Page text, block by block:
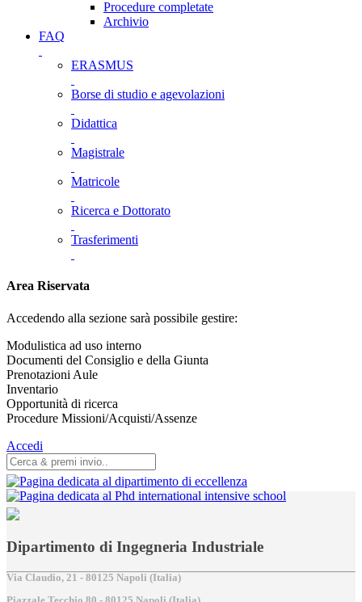
Procedure completate
Archivio
FAQ
ERASMUS
Borse di studio e agevolazioni
Didattica
Magistrale
Matricole
Ricerca e Dottorato
Trasferimenti
Area Riservata
Accedendo alla sezione sarà possibile gestire:
Modulistica ad uso interno
Documenti del Consiglio e della Giunta
Prenotazioni Aule
Inventario
Opportunità di ricerca
Procedure Missioni/Acquisti/Assenze
Accedi
Dipartimento di Ingegneria Industriale
Via Claudio, 21 - 80125 Napoli (Italia)